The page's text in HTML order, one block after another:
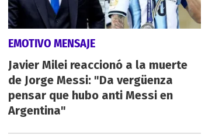
EMOTIVO MENSAJE
Javier Milei reaccionó a la muerte
de Jorge Messi: "Da vergüenza
pensar que hubo anti Messi en
Argentina"